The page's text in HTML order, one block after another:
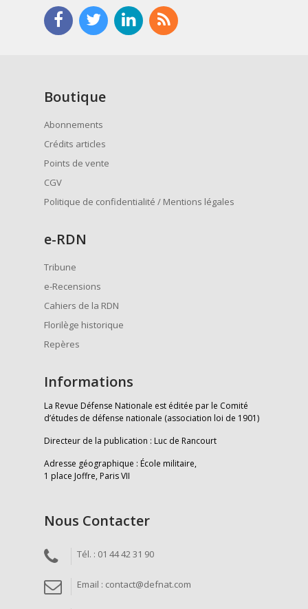
Boutique
Abonnements
Crédits articles
Points de vente
CGV
Politique de confidentialité / Mentions légales
e-RDN
Tribune
e-Recensions
Cahiers de la RDN
Florilège historique
Repères
Informations
La Revue Défense Nationale est éditée par le Comité
d’études de défense nationale (association loi de 1901)
Directeur de la publication : Luc de Rancourt
Adresse géographique : École militaire,
1 place Joffre, Paris VII
Nous Contacter
Tél. : 01 44 42 31 90
Email : contact@defnat.com